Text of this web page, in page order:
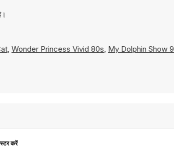
, Wonder Princess Vivid 80s, My Dolphin Show 9
करें